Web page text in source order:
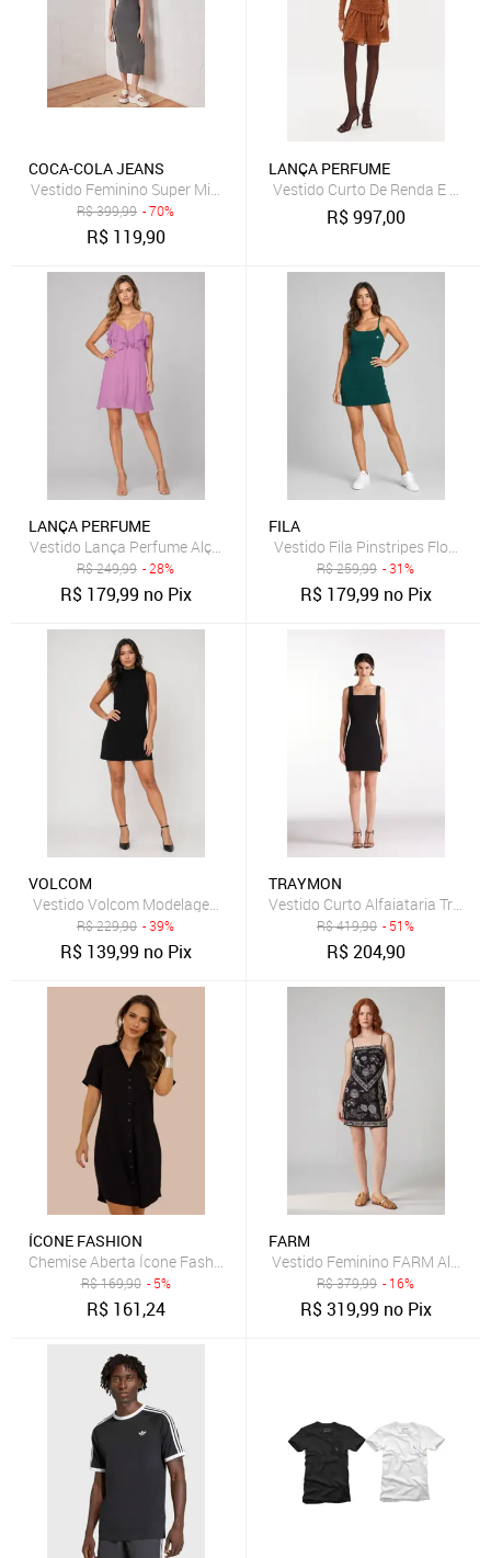
COCA-COLA JEANS
Vestido Feminino Super Midi Lavado Coca-Cola Jeans Preto Deep
R$399,99 - 70%
R$ 119,90
LANÇA PERFUME
Vestido Curto De Renda E
R$997,00
LANÇA PERFUME
Vestido Lança Perfume Alças Babados Lilás
R$249,99 - 28%
R$ 179,99 no Pix
FILA
Vestido Fila Pinstripes Flow II
R$259,99 - 31%
R$ 179,99 no Pix
VOLCOM
Vestido Volcom Modelagem Ajustada Preto
R$229,90 - 39%
R$ 139,99 no Pix
TRAYMON
Vestido Curto Alfaiataria
R$419,90 - 51%
R$204,90
ÍCONE FASHION
Chemise Aberta Ícone Fashion Manga Curta Preta
R$169,90 - 5%
R$ 161,24
FARM
Vestido Feminino FARM Alças
R$379,99 - 16%
R$319,99 no Pix